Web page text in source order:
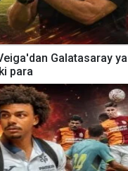
Galatasaray
para